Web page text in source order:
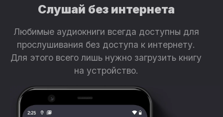
Слушай без интернета
Любимые аудиокниги всегда доступны для
прослушивания без доступа к интернету.
Для этого всего лишь нужно загрузить книгу
на устройство.